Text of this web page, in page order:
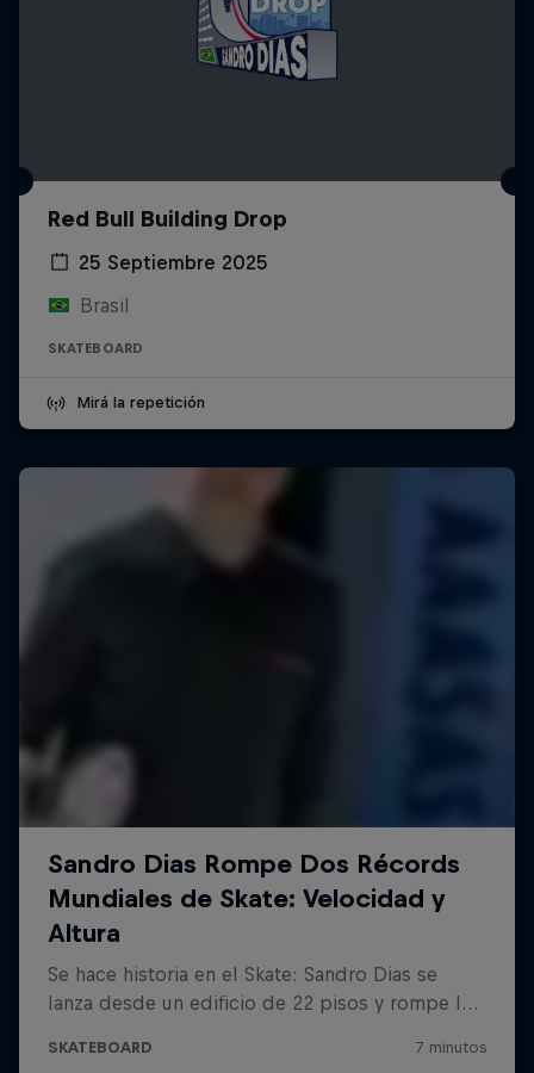
Red Bull Building Drop
25 Septiembre 2025
Brasil
SKATEBOARD
Mirá la repetición